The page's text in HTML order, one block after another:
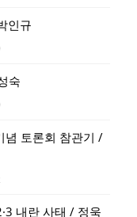
인규
숙
념 토론회 참관기 /
내란 사태 / 정욱